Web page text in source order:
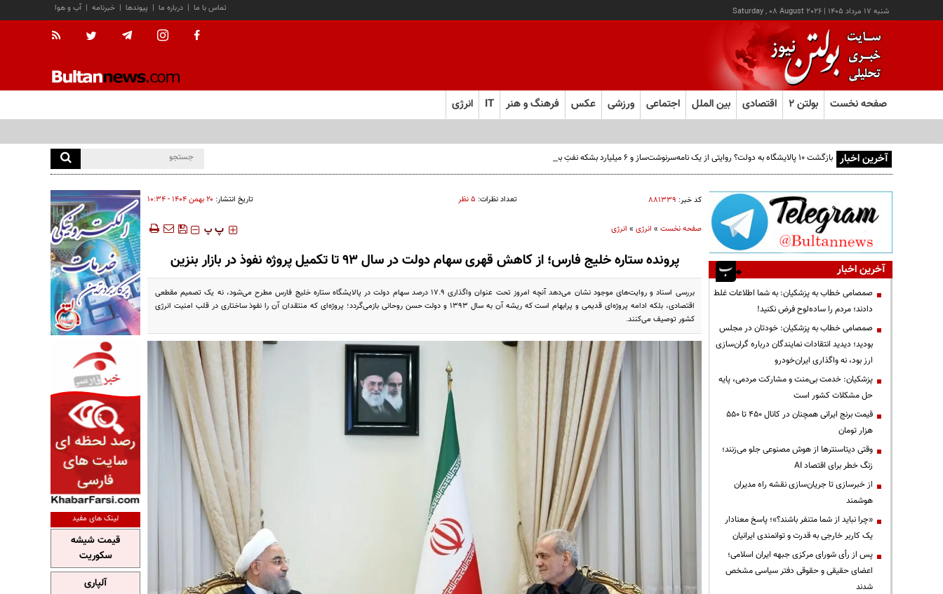
شنبه ۱۷ مرداد ۱۴۰۵ |
Saturday , 08 August 2026 آب و هوا | خبرنامه | پیوندها | درباره ما | تماس با ما
صفحه نخست بولتن ۲ اقتصادی بین الملل اجتماعی ورزشی عکس فرهنگ و هنر IT انرژی
آخرین اخبار بازگشت ۱۰ پالایشگاه به دولت؟ روایتی از یک نامه‌سرنوشت‌ساز و ۶ میلیارد بشکه نفتِ بدون‌حساب
کد خبر: ۸۸۱۳۳۹ تعداد نظرات: ۵ نظر تاریخ انتشار: ۲۰ بهمن ۱۴۰۴ - ۱۰:۳۴
صفحه نخست» انرژی» انرژی ‍‍‍ پ پ
پرونده ستاره خلیج فارس؛ از کاهش قهری سهام دولت در سال ۹۳ تا تکمیل پروژه نفوذ در بازار بنزین
بررسی اسناد و روایت‌های موجود نشان می‌دهد آنچه امروز تحت عنوان واگذاری ۱۷.۹ درصد سهام دولت در پالایشگاه ستاره خلیج فارس مطرح می‌شود، نه یک تصمیم مقطعی
اقتصادی، بلکه ادامه پروژه‌ای قدیمی و پرابهام است که ریشه آن به سال ۱۳۹۳ و دولت حسن روحانی بازمی‌گردد؛ پروژه‌ای که منتقدان آن را نفوذ ساختاری در قلب امنیت انرژی
کشور توصیف می‌کنند.
آخرین اخبار
صمصامی خطاب به پزشکیان: به شما اطلاعات غلط
دادند؛ مردم را ساده‌لوح فرض نکنید!
صمصامی خطاب به پزشکیان: خودتان در مجلس
بودید؛ دیدید انتقادات نمایندگان درباره گران‌سازی
ارز بود، نه واگذاری ایران‌خودرو
پزشکیان: خدمت بی‌منت و مشارکت مردمی، پایه
حل مشکلات کشور است
قیمت‌ برنج ایرانی همچنان در کانال ۴۵۰ تا ۵۵۰
هزار تومان
وقتی دیتاسنترها از هوش مصنوعی جلو می‌زنند؛
زنگ خطر برای اقتصاد AI
از خبرسازی تا جریان‌سازی نقشه راه مدیران
هوشمند
«چرا نباید از شما متنفر باشند؟»؛ پاسخ معنادار
یک کاربر خارجی به قدرت و توانمندی ایرانیان
پس از رأی شورای مرکزی جبهه ایران اسلامی؛
اعضای حقیقی و حقوقی دفتر سیاسی مشخص
شدند
لینک های مفید
قیمت شیشه
سکوریت
آلپاری